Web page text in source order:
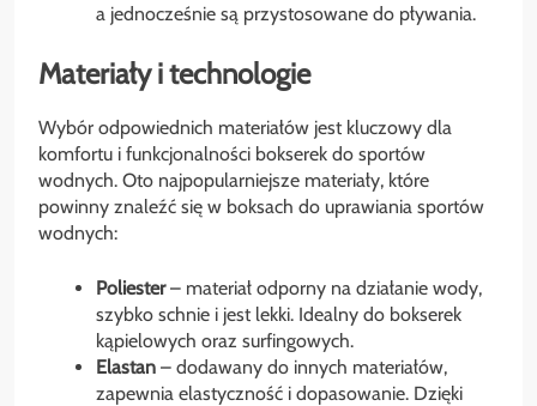
a jednocześnie są przystosowane do pływania.
Materiały i technologie
Wybór odpowiednich materiałów jest kluczowy dla
komfortu i funkcjonalności bokserek do sportów
wodnych. Oto najpopularniejsze materiały, które
powinny znaleźć się w boksach do uprawiania sportów
wodnych:
Poliester– materiał odporny na działanie wody,
szybko schnie i jest lekki. Idealny do bokserek
kąpielowych oraz surfingowych.
Elastan – dodawany do innych materiałów,
zapewnia elastyczność i dopasowanie. Dzięki